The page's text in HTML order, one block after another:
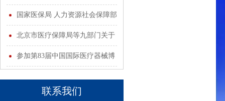
条例
国家医保局 人力资源社会保障部
国家卫生健康委 国家药监局关于
加强药品追溯码在医疗保障和工
北京市医疗保障局等九部门关于
印发《北京市支持创新医药高质
参加第83届中国国际医疗器械博
联系我们